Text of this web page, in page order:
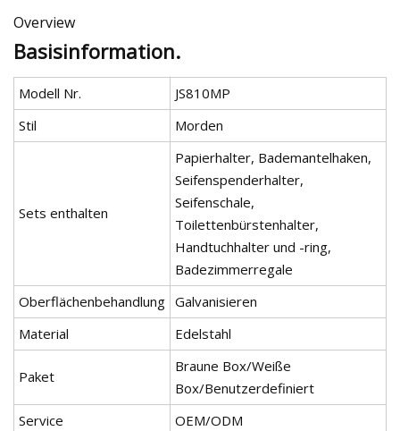
Overview
Basisinformation.
Modell Nr.
JS810MP
Stil
Morden
Sets enthalten
Papierhalter, Bademantelhaken,
Seifenspenderhalter,
Seifenschale,
Toilettenbürstenhalter,
Handtuchhalter und -ring,
Badezimmerregale
Oberflächenbehandlung Galvanisieren
Material
Edelstahl
Paket
Braune Box/Weiße
Box/Benutzerdefiniert
Service
OEM/ODM